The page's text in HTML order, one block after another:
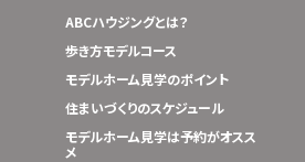
ABCハウジングとは？
歩き方モデルコース
モデルホーム見学のポイント
住まいづくりのスケジュール
モデルホーム見学は予約がオスス
メ